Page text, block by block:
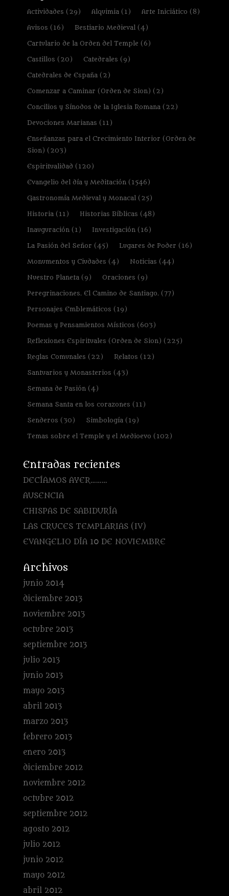
Actividades (29) Alquimia(1) Arte Iniciático (8)
Avisos (16) Bestiario Medieval(4)
Cartulario de la Orden del Temple (6)
Castillos (20) Catedrales (9)
Catedrales de España(2)
Comenzar a Caminar (Orden de Sion) (2)
Concilios y Sínodos de la Iglesia Romana(22)
Devociones Marianas (11)
Enseñanzas para el Crecimiento Interior (Orden de
Sion) (203)
Espiritualidad (120)
Evangelio del día y Meditación(1546)
Gastronomía Medieval y Monacal(25)
Historia(11) Historias Bíblicas (48)
Inauguración(1) Investigación(16)
La Pasión del Señor (45) Lugares de Poder (16)
Monumentos y Ciudades (4) Noticias (44)
Nuestro Planeta(9) Oraciones (9)
Peregrinaciones. El Camino de Santiago.(77)
Personajes Emblemáticos (19)
Poemas y Pensamientos Místicos (603)
Reflexiones Espirituales (Orden de Sion) (225)
Reglas Comunales (22) Relatos (12)
Santuarios y Monasterios (43)
Semana de Pasión(4)
Semana Santa en los corazones (11)
Senderos (30) Simbología(19)
Temas sobre el Temple y el Medioevo (102)
Entradas recientes
DECÍAMOS AYER………
AUSENCIA
CHISPAS DE SABIDURÍA
LAS CRUCES TEMPLARIAS (IV)
EVANGELIO DÍA 10 DE NOVIEMBRE
Archivos
junio 2014
diciembre 2013
noviembre 2013
octubre 2013
septiembre 2013
julio 2013
junio 2013
mayo 2013
abril 2013
marzo 2013
febrero 2013
enero 2013
diciembre 2012
noviembre 2012
octubre 2012
septiembre 2012
agosto 2012
julio 2012
junio 2012
mayo 2012
abril 2012